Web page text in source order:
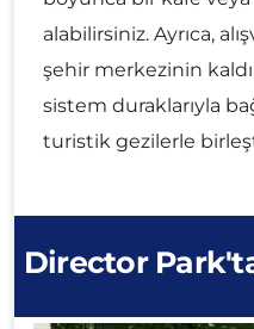
alabilirsiniz. Ayrıca,
şehir merkezinin
sistem duraklarıyla
turistik gezilerle
Director